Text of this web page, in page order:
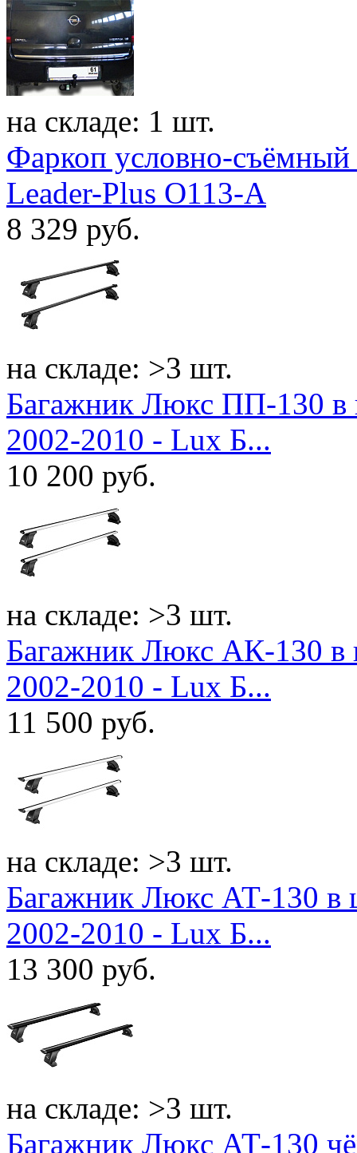
на складе: 1 шт.
Фаркоп условно-
Leader-Plus O113-A
8 329 руб.
на складе: >3 шт.
Багажник Люкс ПП-130 в
2002-2010 - Lux Б...
10 200 руб.
на складе: >3 шт.
Багажник Люкс АК-130 в
2002-2010 - Lux Б...
11 500 руб.
на складе: >3 шт.
Багажник Люкс АТ-130 в
2002-2010 - Lux Б...
13 300 руб.
на складе: >3 шт.
Багажник Люкс АТ-130